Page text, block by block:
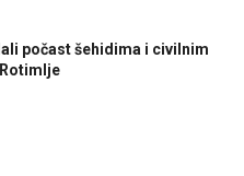
počast šehidima i civilnim